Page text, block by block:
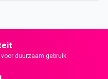
duurzaam gebruik